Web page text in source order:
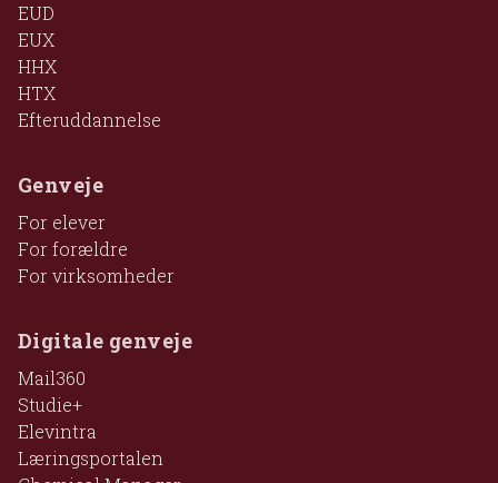
EUD
EUX
HHX
HTX
Efteruddannelse
Genveje
For elever
For forældre
For virksomheder
Digitale genveje
Mail360
Studie+
Elevintra
Læringsportalen